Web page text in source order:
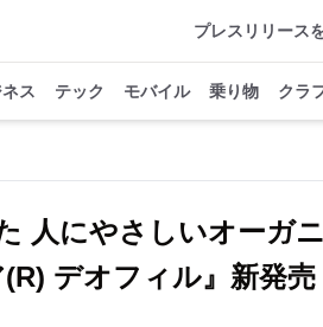
プレスリリース
ス テック モバイル 乗り物 クラ
人にやさしいオーガ
(R) デオフィル』新発売